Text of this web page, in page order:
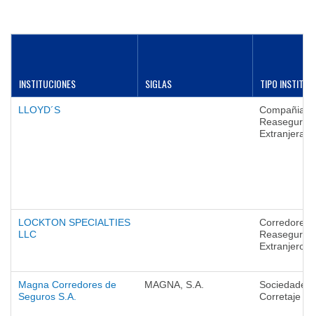
INSTITUCIONES SIGLAS TIPO
LLOYD´S
Compañias
Reaseguro
Extranjeras
LOCKTON SPECIALTIES
LLC
Corredores
Reaseguro
Extranjeros
Magna Corredores de
Seguros S.A.
MAGNA, S.A.
Sociedades
Corretaje